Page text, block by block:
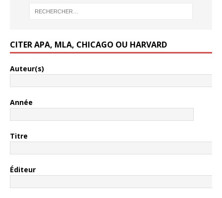
CITER APA, MLA, CHICAGO OU HARVARD
Auteur(s)
Année
Titre
Éditeur